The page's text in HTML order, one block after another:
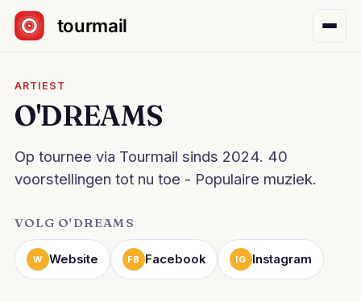
Sla navigatie over
ARTIEST
O'DREAMS
Op tournee via Tourmail sinds 2024. 40
voorstellingen tot nu toe - Populaire muziek.
VOLG O'DREAMS
W Website FB Facebook IG Instagram